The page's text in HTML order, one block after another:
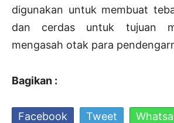
digunakan untuk membuat
dan cerdas untuk tujuan
mengasah otak para
Bagikan :
Facebook Tweet